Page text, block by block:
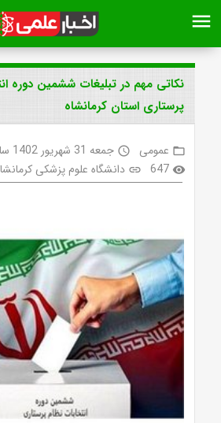
menu
نکاتی مهم در تبلیغات ششمین دوره
پرستاری استان کرمانشاه
folder_open عمومی access_time جمعه 31 شهریور 1402 ساعت 19:52
visibility
647
link دانشگاه علوم پزشکی